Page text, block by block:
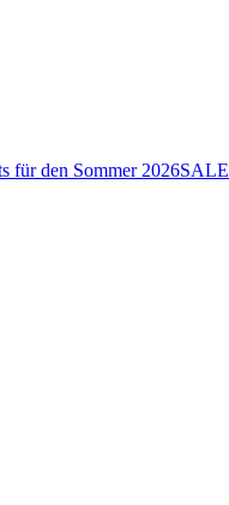
für den Sommer 2026SALE